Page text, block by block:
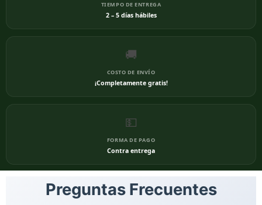
TIEMPO DE ENTREGA
2 – 5 días hábiles
🚚
COSTO DE ENVÍO
¡Completamente gratis!
💵
FORMA DE PAGO
Contra entrega
Preguntas Frecuentes